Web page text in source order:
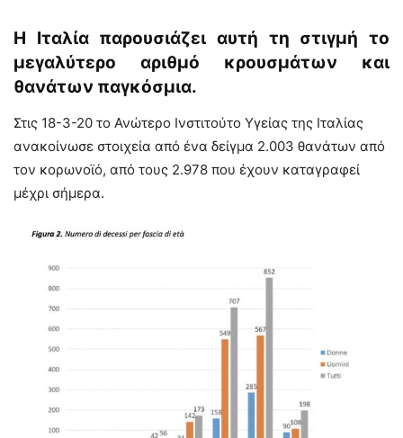
Η Ιταλία παρουσιάζει αυτή τη στιγμή το
μεγαλύτερο αριθμό κρουσμάτων και
θανάτων παγκόσμια.
Στις 18-3-20 το Ανώτερο Ινστιτούτο Υγείας της Ιταλίας
ανακοίνωσε στοιχεία από ένα δείγμα 2.003 θανάτων από
τον κορωνοϊό, από τους 2.978 που έχουν καταγραφεί
μέχρι σήμερα.